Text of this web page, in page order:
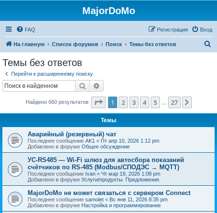
MajorDoMo
FAQ Вход
Регистрация
На главную Список форумов Поиск Темы без ответов
Темы без ответов
Перейти к расширенному поиску
Поиск
Найдено 660 результатов Страница из 27
1 2 3 4 5 27
Темы
Аварийный (резервный) чат
Последнее сообщение AK1 « Пт апр 10, 2026 1:12 pm
Добавлено в форуме Общее обсуждение
УС-RS485 — Wi-Fi шлюз для автосбора показаний
счётчиков по RS-485 (Modbus/СПОДЭС → MQTT)
Последнее сообщение Ivan « Чт мар 19, 2026 1:08 pm
Добавлено в форуме Услуги/продукты. Предложения.
MajorDoMo не может связаться с сервером Connect
Последнее сообщение samolet « Вс янв 11, 2026 8:35 pm
Добавлено в форуме Настройка и программирование